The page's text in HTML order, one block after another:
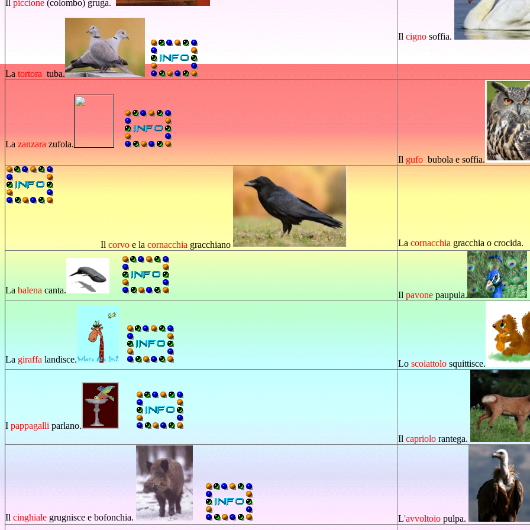
piccione (colombo) gruga.
La tortora tuba.
Il cigno soffia.
La zanzara zufola.
Il gufo bubola e soffia.
Il corvoe la cornacchia gracchiano La cornacchia gracchia o
La balena canta. Il pavone paupula.
La giraffa landisce. Lo scoiattolo squittisce.
I pappagalli parlano.
Il capriolo rantega.
Il cinghiale grugnisce e bofonchia. L'avvoltoio pulpa.